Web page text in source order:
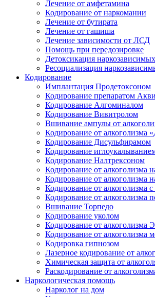
Лечение от амфетамина
Кодирование от наркомании
Лечение от бутирата
Лечение от гашиша
Лечение зависимости от ЛСД
Помощь при передозировке
Детоксикация наркозависимых
Ресоциализация
Кодирование
Имплантация Продетоксоном
Кодирование препаратом
Кодирование Алгоминалом
Кодирование Вивитролом
Вшивание ампулы от
Кодирование от алкоголизма
Кодирование Дисульфирамом
Кодирование
Кодирование Налтрексоном
Кодирование от алкоголизма
Кодирование от алкоголизма
Кодирование от алкоголизма
Кодирование от алкоголизма
Вшивание Торпедо
Кодирование уколом
Кодирование от алкоголизма
Кодирование от алкоголизма
Кодировка гипнозом
Лазерное кодирование от
Химическая защита от
Раскодирование от
Наркологическая помощь
Нарколог на дом